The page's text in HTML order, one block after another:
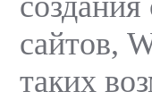
сайтов,
таких